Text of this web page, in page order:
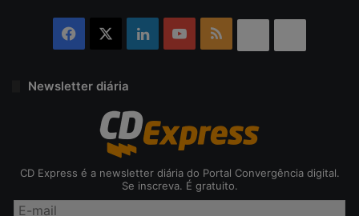
Facebook LinkedinYouTube
RSS
Newsletter diária
CD Express é a newsletter diária do Portal Convergência digital.
Se inscreva. É gratuito.